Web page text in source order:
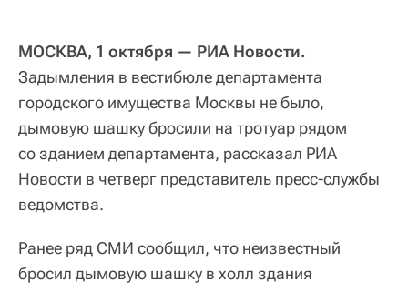
МОСКВА, 1 октября — РИА Новости.
Задымления в вестибюле департамента
городского имущества Москвы не было,
дымовую шашку бросили на тротуар рядом
со зданием департамента, рассказал РИА
Новости в четверг представитель пресс-службы
ведомства.
Ранее ряд СМИ сообщил, что неизвестный
бросил дымовую шашку в холл здания